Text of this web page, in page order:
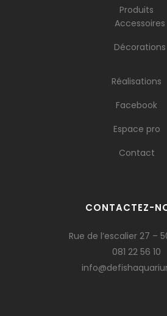
Produits
Accessoires
Décorations
Réalisations
Facebook
Espace pro
Contact
CONTACTEZ-
Rue de l’escalier 27 –
081 22 56 10